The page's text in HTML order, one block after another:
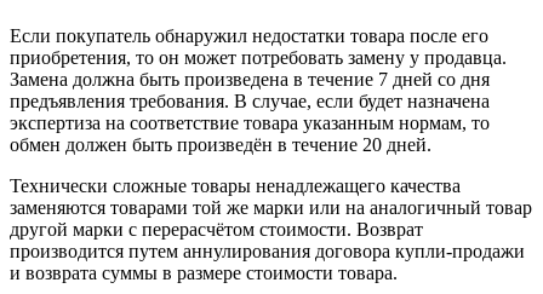
Если покупатель обнаружил недостатки товара после его
приобретения, то он может потребовать замену у продавца.
Замена должна быть произведена в течение 7 дней со дня
предъявления требования. В случае, если будет назначена
экспертиза на соответствие товара указанным нормам, то
обмен должен быть произведён в течение 20 дней.
Технически сложные товары ненадлежащего качества
заменяются товарами той же марки или на аналогичный товар
другой марки с перерасчётом стоимости. Возврат
производится путем аннулирования договора купли-продажи
и возврата суммы в размере стоимости товара.